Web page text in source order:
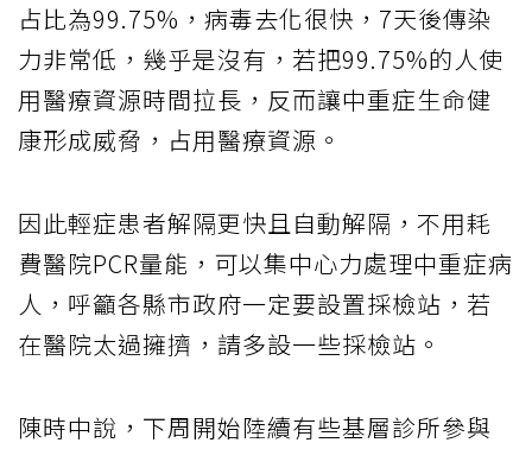
占比為99.75%，病毒去化很快，7天後傳染
力非常低，幾乎是沒有，若把99.75%的人使
用醫療資源時間拉長，反而讓中重症生命健
康形成威脅，占用醫療資源。
因此輕症患者解隔更快且自動解隔，不用耗
費醫院PCR量能，可以集中心力處理中重症病
人，呼籲各縣市政府一定要設置採檢站，若
在醫院太過擁擠，請多設一些採檢站。
陳時中說，下周開始陸續有些基層診所參與